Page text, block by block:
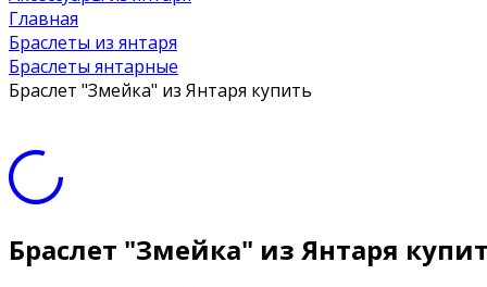
Главная
Браслеты из янтаря
Браслеты янтарные
Браслет "Змейка" из Янтаря купить
Браслет "Змейка" из Янтаря